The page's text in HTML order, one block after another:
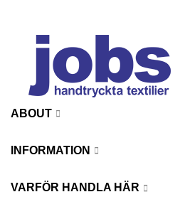
ABOUT
INFORMATION
VARFÖR HANDLA HÄR